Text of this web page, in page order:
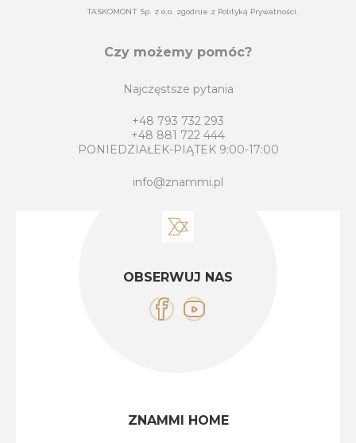
TASKOMONT Sp. z o.o. zgodnie z Polityką Prywatności.
Czy możemy pomóc?
Najczęstsze pytania
+48 793 732 293
+48 881 722 444
PONIEDZIAŁEK-PIĄTEK 9:00-17:00
info@znammi.pl
OBSERWUJ NAS
ZNAMMI HOME